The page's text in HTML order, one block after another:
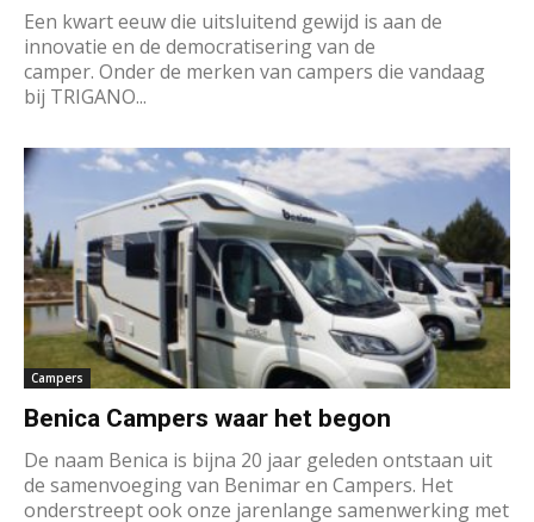
Een kwart eeuw die uitsluitend gewijd is aan de
innovatie en de democratisering van de
camper. Onder de merken van campers die vandaag
bij TRIGANO...
Campers
Benica Campers waar het begon
De naam Benica is bijna 20 jaar geleden ontstaan uit
de samenvoeging van Benimar en Campers. Het
onderstreept ook onze jarenlange samenwerking met